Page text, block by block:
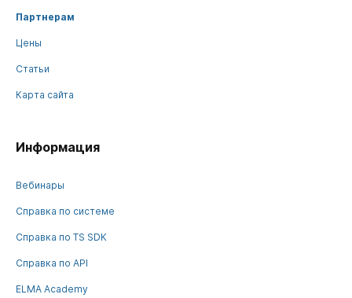
Партнерам
Цены
Статьи
Карта сайта
Информация
Вебинары
Справка по системе
Справка по TS SDK
Справка по API
ELMA Academy